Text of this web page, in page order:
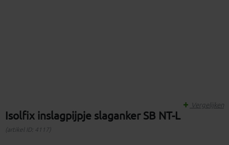
Isolfix inslagpijpje slaganker SB NT-L
(artikel ID: 4117)
Vergelijken